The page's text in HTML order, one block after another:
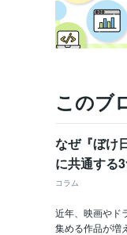
このブ
なぜ『ぼけ
に共通する
コラム
近年、映画やド
集める作品が増